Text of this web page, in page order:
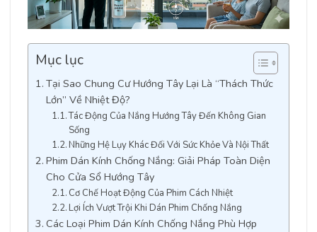
Mục lục
Tại Sao Chung Cư Hướng Tây Lại Là “Thách Thức
Lớn” Về Nhiệt Độ?
Tác Động Của Nắng Hướng Tây Đến Không Gian
Sống
Những Hệ Lụy Khác Đối Với Sức Khỏe Và Nội Thất
Phim Dán Kính Chống Nắng: Giải Pháp Toàn Diện
Cho Cửa Sổ Hướng Tây
Cơ Chế Hoạt Động Của Phim Cách Nhiệt
Lợi Ích Vượt Trội Khi Dán Phim Chống Nắng
Các Loại Phim Dán Kính Chống Nắng Phù Hợp